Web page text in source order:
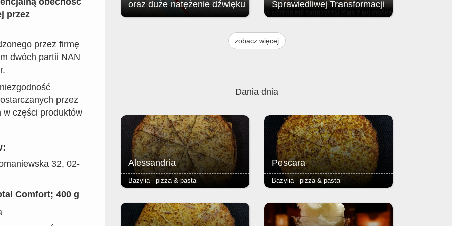
przez
przez firmę
dwóch partii NAN
przez
w części produktów
32, 02-
Comfort; 400 g
oraz duże natężenie dźwięku
magistrat: w związku z organizacją
Soundystem Street Festival 2026, w
Sprawiedliwej Transformacji
na rzecz Sprawiedliwej Transformacji
(FST / JTF – Just Transition Fund;
zobacz więcej
Dania dnia
Alessandria
jest Margherita (sos pomidorowy, ser i
oregano) - ciasto puszyste lub razowe,
grube lub cienkie - dodatkowy ser 2,50
Bazylia - pizza & pasta
Pescara
każdej pizzy jest Margherita (sos
pomidorowy, ser i oregano) - ciasto
puszyste lub razowe, grube lub cienkie
Bazylia - pizza & pasta